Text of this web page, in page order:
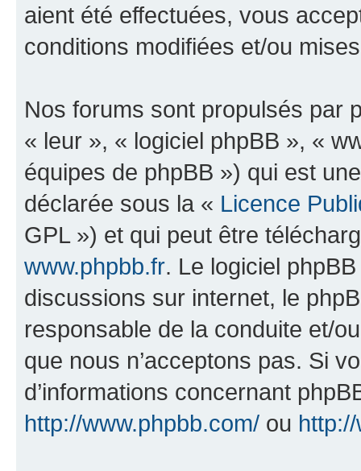
aient été effectuées, vous
conditions modifiées et/ou
Nos forums sont propulsés par
« leur », « logiciel phpBB », «
équipes de phpBB ») qui est
déclarée sous la « Licence
GPL ») et qui peut être
www.phpbb.fr. Le logiciel
discussions sur internet, le
responsable de la conduite et/
que nous n’acceptons pas. Si
d’informations concernant
http://www.phpbb.com/ ou